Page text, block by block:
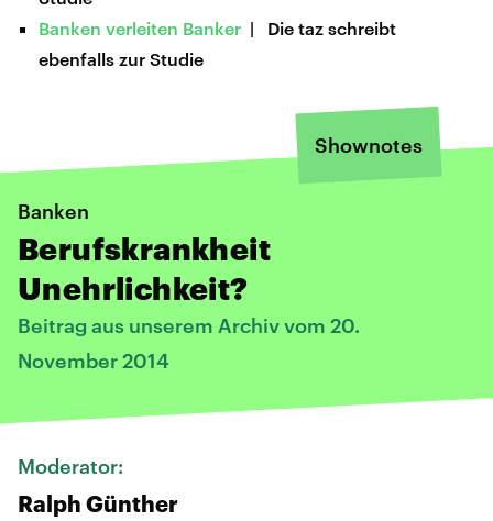
Banken verleiten Banker | Die taz schreibt
ebenfalls zur Studie
Shownotes
Banken
Berufskrankheit
Unehrlichkeit?
Beitrag aus unserem Archiv vom 20.
November 2014
Moderator:
Ralph Günther